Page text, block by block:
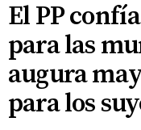
El PP
para las
augura
para los